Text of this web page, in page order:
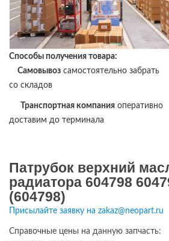
Способы получения товара:
Самовывоз самостоятельно забрать
со складов
Транспортная компания оперативно
доставим до терминала
Патрубок верхний
радиатора 604798
(604798)
Присылайте заявку на zakaz@neopart.ru
Справочные цены на данную запчасть: